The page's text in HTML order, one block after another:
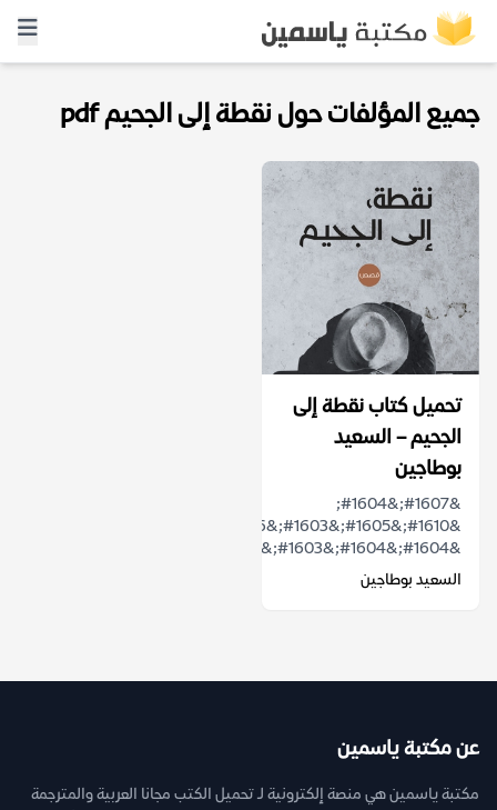
جميع المؤلفات حول نقطة إلى الجحيم pdf
تحميل كتاب نقطة إلى
الجحيم – السعيد
بوطاجين
&#1607;&#1604;
&#1604;&#1604;&#1603;&#1604;&#1605;&...
السعيد بوطاجين
عن مكتبة ياسمين
مكتبة ياسمين هي منصة إلكترونية لـ تحميل الكتب مجانا العربية والمترجمة